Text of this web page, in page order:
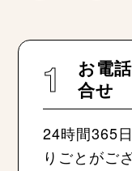
1
お電
合せ
24時間365
りごとがご